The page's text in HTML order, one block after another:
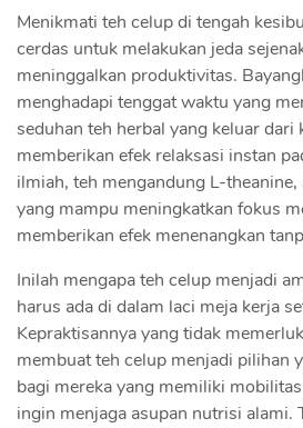
Menikmati teh celup di tengah
cerdas untuk melakukan jeda
meninggalkan produktivitas.
menghadapi tenggat waktu yang
seduhan teh herbal yang keluar dari
memberikan efek relaksasi instan
ilmiah, teh mengandung L-
yang mampu meningkatkan fokus
memberikan efek menenangkan
Inilah mengapa teh celup menjadi
harus ada di dalam laci meja kerja
Kepraktisannya yang tidak
membuat teh celup menjadi pilihan
bagi mereka yang memiliki
ingin menjaga asupan nutrisi alami.